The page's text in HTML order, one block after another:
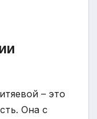
– это
Она с